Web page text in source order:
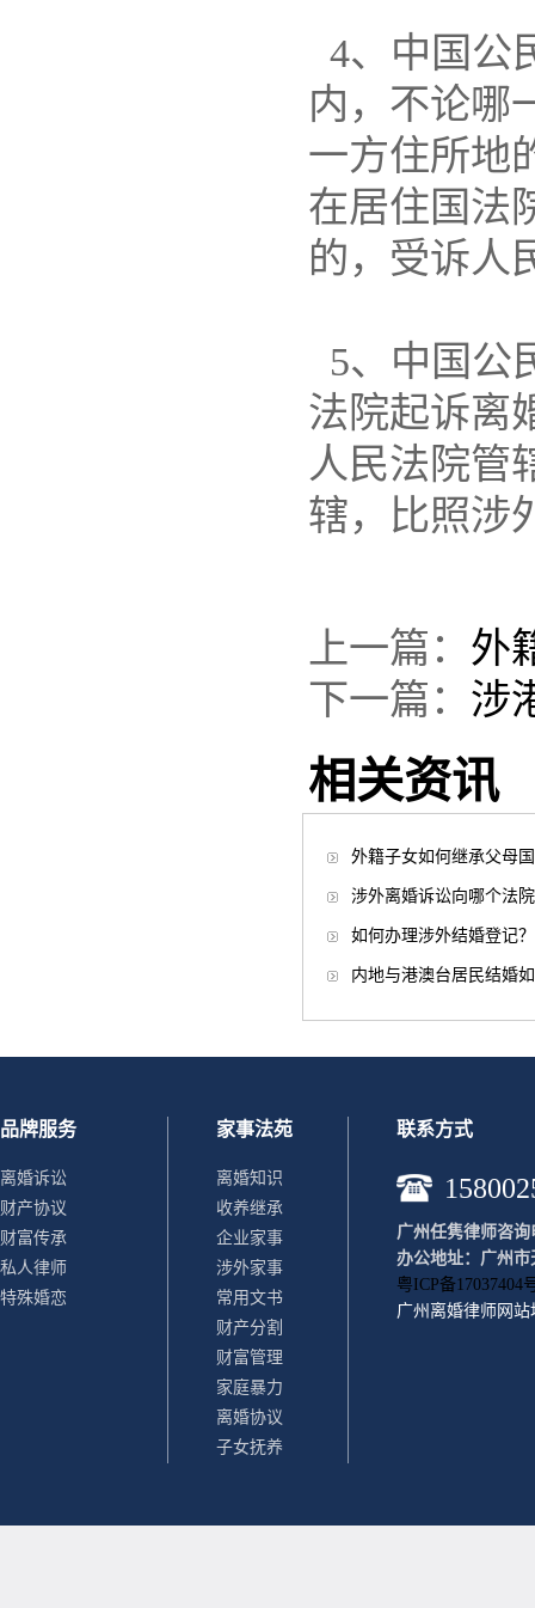
4、中国公
内，不论哪
一方住所地
在居住国法
的，受诉人
5、中国公
法院起诉离
人民法院管
辖，比照涉
上一篇： 外
下一篇： 涉
相关资讯
外籍子女如何继承父母
涉外离婚诉讼向哪个法
如何办理涉外结婚登记？
内地与港澳台居民结婚
品牌服务 家事法苑 联系方式
离婚诉讼
财产协议
财富传承
私人律师
特殊婚恋
离婚知识
收养继承
企业家事
涉外家事
常用文书
财产分割
财富管理
家庭暴力
离婚协议
子女抚养
广州任隽律师咨询
办公地址：广州市
粤ICP备17037404
广州离婚律师 网站